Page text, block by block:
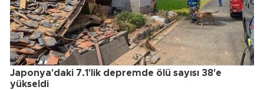
Japonya'daki 7.1'lik depremde ölü sayısı 38'e
yükseldi